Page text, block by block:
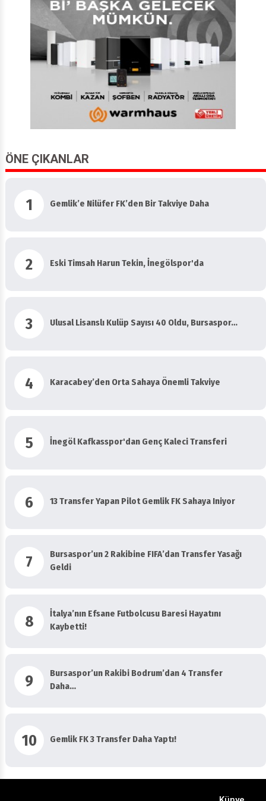
ÖNE ÇIKANLAR
1 Gemlik’e Nilüfer FK’den Bir Takviye Daha
2 Eski Timsah Harun Tekin, İnegölspor'da
3 Ulusal Lisanslı Kulüp Sayısı 40 Oldu, Bursaspor…
4 Karacabey’den Orta Sahaya Önemli Takviye
5 İnegöl Kafkasspor'dan Genç Kaleci Transferi
6 13 Transfer Yapan Pilot Gemlik FK Sahaya Iniyor
7
Bursaspor’un 2 Rakibine FIFA’dan Transfer Yasağı
Geldi
8
İtalya’nın Efsane Futbolcusu Baresi Hayatını
Kaybetti!
9
Bursaspor’un Rakibi Bodrum’dan 4 Transfer
Daha…
10 Gemlik FK 3 Transfer Daha Yaptı!